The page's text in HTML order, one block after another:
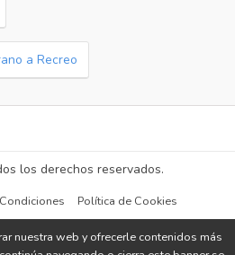
a Recreo
nuestra web y ofrecerle contenidos más
los derechos reservados.
Política de Cookies